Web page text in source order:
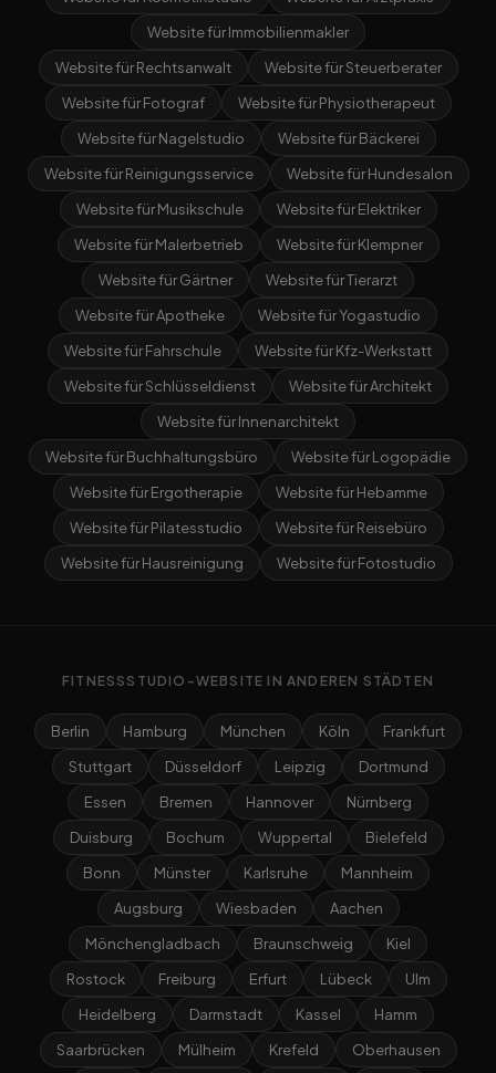
Website für Immobilienmakler
Website für Rechtsanwalt
Website für Steuerberater
Website für Fotograf
Website für Physiotherapeut
Website für Nagelstudio
Website für Bäckerei
Website für Reinigungsservice
Website für Hundesalon
Website für Musikschule
Website für Elektriker
Website für Malerbetrieb
Website für Klempner
Website für Gärtner
Website für Tierarzt
Website für Apotheke
Website für Yogastudio
Website für Fahrschule
Website für Kfz-Werkstatt
Website für Schlüsseldienst
Website für Architekt
Website für Innenarchitekt
Website für Buchhaltungsbüro
Website für Logopädie
Website für Ergotherapie
Website für Hebamme
Website für Pilatesstudio
Website für Reisebüro
Website für Hausreinigung
Website für Fotostudio
FITNESSSTUDIO-WEBSITE IN ANDEREN STÄDTEN
Berlin Hamburg München Köln
Frankfurt
Stuttgart
Düsseldorf Leipzig
Dortmund
Essen
Bremen Hannover
Nürnberg
Duisburg
Bochum Wuppertal
Bielefeld
Bonn
Münster Karlsruhe
Mannheim
Augsburg
Wiesbaden
Aachen
Mönchengladbach
Braunschweig
Kiel
Rostock
Freiburg Erfurt Lübeck
Ulm
Heidelberg
Darmstadt Kassel
Hamm
Saarbrücken
Mülheim Krefeld Oberhausen